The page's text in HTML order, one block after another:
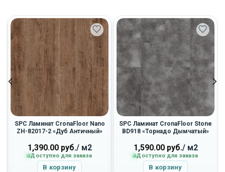
SPC Ламинат CronaFloor Nano
ZH-82017-2 «Дуб Античный»
1,390.00руб./ м2
Доступно для заказа
В корзину
SPC Ламинат CronaFloor Stone
BD918 «Торнадо Дымчатый»
1,590.00руб./ м2
Доступно для заказа
В корзину